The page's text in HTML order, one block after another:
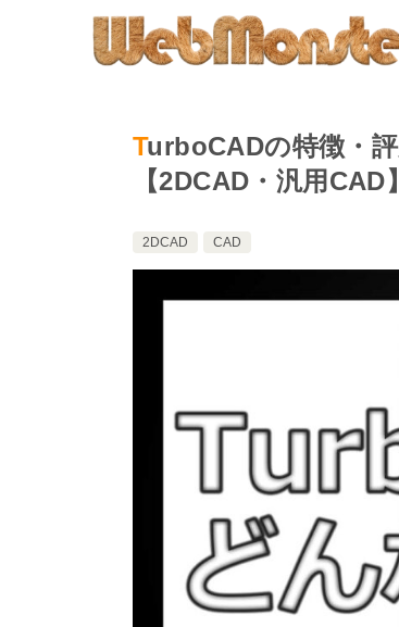
TurboCADの特徴・評判・口コミ・料金・動作環境を徹底解説
【2DCAD・汎用CAD】
2DCAD CAD